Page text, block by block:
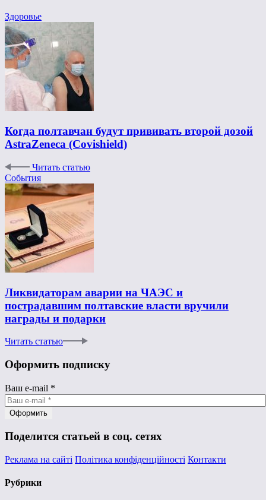
Здоровье
Когда полтавчан будут прививать второй дозой
AstraZeneca (Covishield)
Читать статью
События
Ликвидаторам аварии на ЧАЭС и
пострадавшим полтавские власти вручили
награды и подарки
Читать статью
Оформить подписку
Ваш e-mail *
Поделится статьей в соц. сетях
Реклама на сайті Політика конфіденційності Контакти
Рубрики